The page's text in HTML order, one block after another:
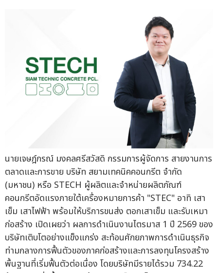
นายเจษฎ์กรณ์ มงคลศรีสวัสดิ กรรมการผู้จัดการ สายงานการ
ตลาดและการขาย บริษัท สยามเทคนิคคอนกรีต จำกัด
(มหาชน) หรือ STECH ผู้ผลิตและจำหน่ายผลิตภัณฑ์
คอนกรีตอัดแรงภายใต้เครื่องหมายการค้า "STEC" อาทิ เสา
เข็ม เสาไฟฟ้า พร้อมให้บริการขนส่ง ตอกเสาเข็ม และรับเหมา
ก่อสร้าง เปิดเผยว่า ผลการดำเนินงานไตรมาส 1 ปี 2569 ของ
บริษัทเติบโตอย่างแข็งแกร่ง สะท้อนศักยภาพการดำเนินธุรกิจ
ท่ามกลางการฟื้นตัวของภาคก่อสร้างและการลงทุนโครงสร้าง
พื้นฐานที่เริ่มฟื้นตัวต่อเนื่อง โดยบริษัทมีรายได้รวม 734.22